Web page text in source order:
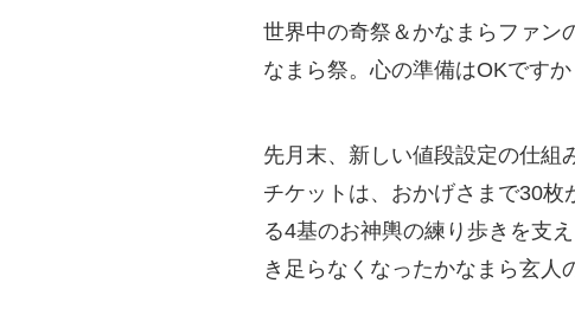
世界中の奇祭＆かなまらファン
なまら祭。心の準備はOKですか
先月末、新しい値段設定の仕組
チケットは、おかげさまで30枚
る4基のお神輿の練り歩きを支
き足らなくなったかなまら玄人